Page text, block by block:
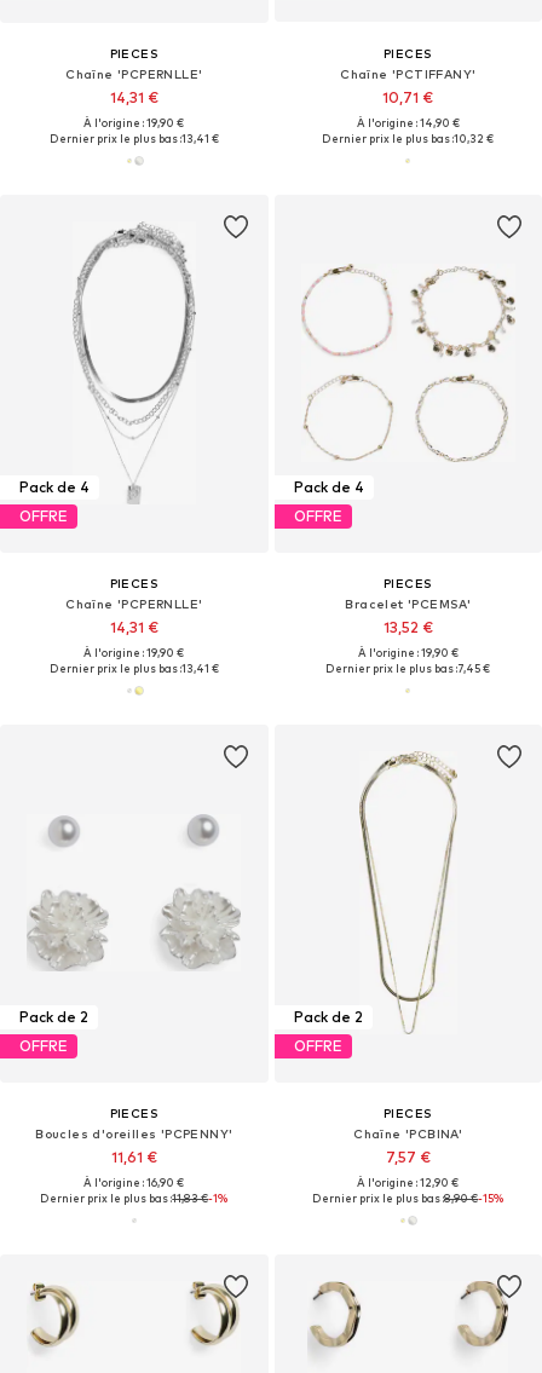
PIECES
Chaîne 'PCPERNLLE'
14,31 €
À l'origine : 19,90 €
Dernier prix le plus bas :13,41 €
PIECES
Chaîne 'PCTIFFANY'
10,71 €
À l'origine : 14,90 €
Dernier prix le plus bas :10,32 €
Pack de 4
OFFRE
PIECES
Chaîne 'PCPERNLLE'
14,31 €
À l'origine : 19,90 €
Dernier prix le plus bas :13,41 €
Pack de 4
OFFRE
PIECES
Bracelet 'PCEMSA'
13,52 €
À l'origine : 19,90 €
Dernier prix le plus bas :7,45 €
Pack de 2
OFFRE
PIECES
Boucles d'oreilles 'PCPENNY'
11,61 €
À l'origine : 16,90 €
Dernier prix le plus bas :11,83 €-1%
Pack de 2
OFFRE
PIECES
Chaîne 'PCBINA'
7,57 €
À l'origine : 12,90 €
Dernier prix le plus bas :8,90 €-15%